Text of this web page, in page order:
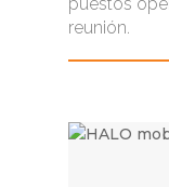
reunión.